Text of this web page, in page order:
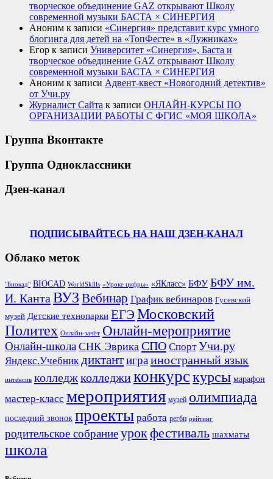
творческое объединение GAZ открывают Школу
современной музыки БАСТА × СИНЕРГИЯ
Аноним к записи «Синергия» представит курс умного
блогинга для детей на «ТопФесте» в «Лужниках»
Егор к записи Университет «Синергия», Баста и
творческое объединение GAZ открывают Школу
современной музыки БАСТА × СИНЕРГИЯ
Аноним к записи Адвент-квест «Новогодний детектив»
от Учи.ру
Журналист Сайта к записи ОНЛАЙН-КУРСЫ ПО
ОРГАНИЗАЦИИ РАБОТЫ С ФГИС «МОЯ ШКОЛА»
Группа Вконтакте
Группа Одноклассники
Дзен-канал
ПОДПИСЫВАЙТЕСЬ НА НАШ ДЗЕН-КАНАЛ
Облако меток
"Биокад" BIOCAD WorldSkills «Уроке цифры» «ЯКласс» БФУ БФУ им.
И. КантаВУЗ Вебинар График вебинаров Гусевский
музей Детские технопарки ЕГЭ Московский
Политех Онлайн-зачёт Онлайн-мероприятие
Онлайн-школа СНК Эврика СПО Спорт Учи.ру
Яндекс.Учебник диктантиграиностранный язык
интенсив колледжколледжиконкурскурсы марафон
мастер-класс мероприятия музей олимпиада
последний звонок проекты работа регби рейтинг
родительское собраниеурокфестиваль шахматы
школа